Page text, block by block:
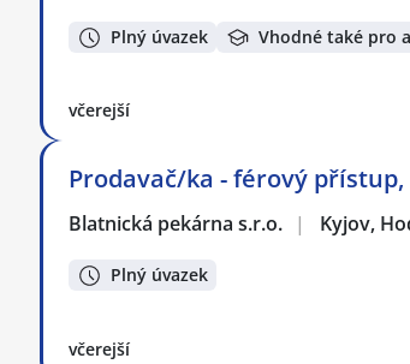
Plný úvazek Vhodné také pro
včerejší
Prodavač/ka - férový
Blatnická pekárna s.r.o. | Kyjov,
Plný úvazek
včerejší